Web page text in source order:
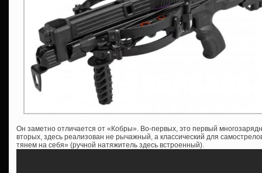
Он заметно отличается от «Кобры». Во-первых, это первый
вторых, здесь реализован не рычажный, а классический для
тянем на себя» (ручной натяжитель здесь встроенный).